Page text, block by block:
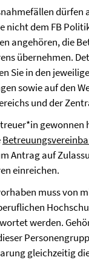
dürfen
nicht dem FB
angehören, die
übernehmen.
Sie in den
sowie auf den
und der
gewonnen
Antrag auf
einreichen.
muss von
werden.
gleichzeitig